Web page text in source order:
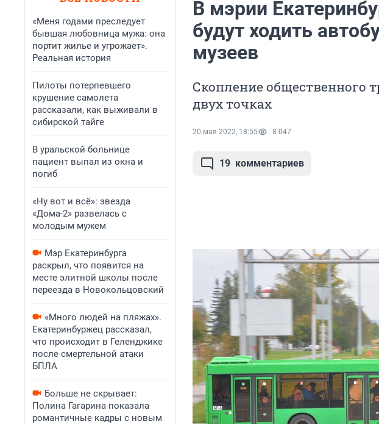
«Меня годами преследует
бывшая любовница мужа: она
портит жилье и угрожает».
Реальная история
Пилоты потерпевшего
крушение самолета
рассказали, как выживали в
сибирской тайге
В уральской больнице
пациент выпал из окна и
погиб
«Ну вот и всё»: звезда
«Дома-2» развелась с
молодым мужем
Мэр Екатеринбурга
раскрыл, что появится на
месте элитной школы после
переезда в Новокольцовский
«Много людей на пляжах».
Екатеринбуржец рассказал,
что происходит в Геленджике
после смертельной атаки
БПЛА
Больше не скрывает:
Полина Гагарина показала
романтичные кадры с новым
В мэрии
будут ходить
музеев
Скопление общественного
двух точках
20 мая 2022, 18:55 8 047
19 комментариев